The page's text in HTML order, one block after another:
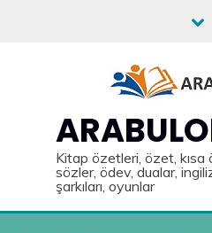
Kitap özetleri, özet,
sözler, ödev, dualar,
şarkıları, oyunlar